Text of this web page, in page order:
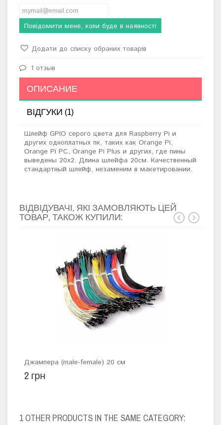
Повідомити мене, коли буде в наявності
Додати до списку обраних товарів
1 отзыв
ОПИСАНИЕ
ВІДГУКИ (1)
Шлейф GPIO серого цвета для Raspberry Pi и
других одноплатных пк, таких как Orange Pi,
Orange Pi PC, Orange Pi Plus и других, где пины
выведены 20х2. Длина шлейфа 20см. Качественный
стандартный шлейф, незаменим в макетировании.
ВІДВІДУВАЧІ, ЯКІ ЗАМОВЛЯЮТЬ ЦЕЙ
ТОВАР, ТАКОЖ КУПИЛИ:
Джампера (male-female) 20 см
2 грн
1 OTHER PRODUCTS IN THE SAME CATEGORY: